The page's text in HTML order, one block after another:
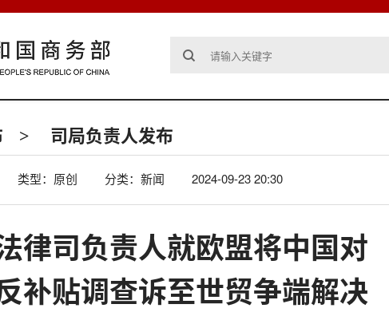
> 司局负责人发布
类型：原创 分类：新闻 2024-09-23 20:30
律司负责人就欧盟将中国对
补贴调查诉至世贸争端解决